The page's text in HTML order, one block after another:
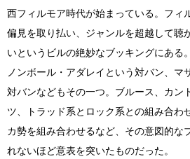
西フィルモア時代が始まっている。フィ
偏見を取り払い、ジャンルを超越して聴
いというビルの絶妙なブッキングにある
ノンボール・アダレイという対バン、マ
対バンなどもその一つ。ブルース、カン
ツ、トラッド系とロック系との組み合わ
カ勢を組み合わせるなど、その意図的な
れないほど意表を突いたものだった。